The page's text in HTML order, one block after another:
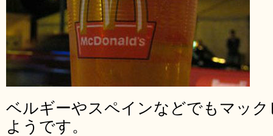
ベルギーやスペインなどでもマッ
ようです。